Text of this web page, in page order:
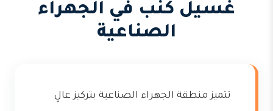
غسيل كنب في الجهراء
الصناعية
تتميز منطقة الجهراء الصناعية بتركيز عالٍ